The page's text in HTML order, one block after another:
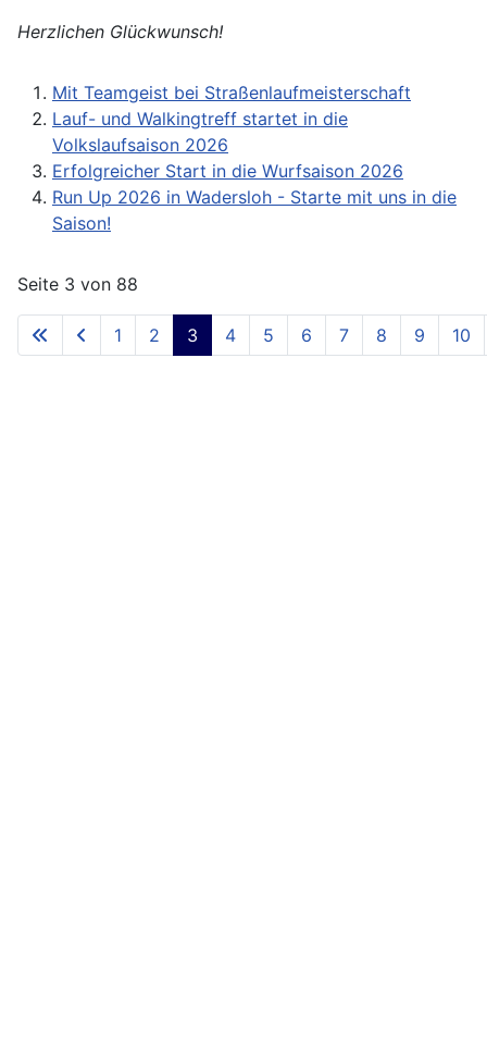
Herzlichen Glückwunsch!
Mit Teamgeist bei Straßenlaufmeisterschaft
Lauf- und Walkingtreff startet in die
Volkslaufsaison 2026
Erfolgreicher Start in die Wurfsaison 2026
Run Up 2026 in Wadersloh - Starte mit uns in die
Saison!
Seite 3 von 88
1 2 3 4 5 6 7 8 9 10